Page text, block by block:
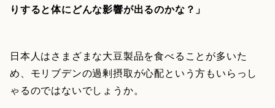
りすると体にどんな影響が出るのかな？」
日本人はさまざまな大豆製品を食べることが多いた
め、モリブデンの過剰摂取が心配という方もいらっし
ゃるのではないでしょうか。